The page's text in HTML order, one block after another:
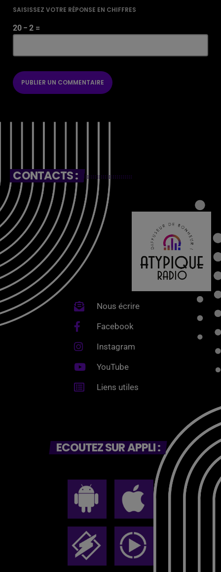
SAISISSEZ VOTRE RÉPONSE EN CHIFFRES
20 − 2 =
CONTACTS :
Nous écrire
Facebook
Instagram
YouTube
Liens utiles
ECOUTEZ SUR APPLI :